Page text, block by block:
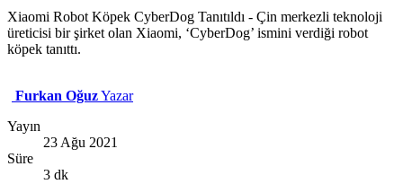
Xiaomi Robot Köpek CyberDog Tanıtıldı - Çin merkezli teknoloji
üreticisi bir şirket olan Xiaomi, ‘CyberDog’ ismini verdiği robot
köpek tanıttı.
Furkan OğuzYazar
Yayın
23 Ağu 2021
Süre
3 dk